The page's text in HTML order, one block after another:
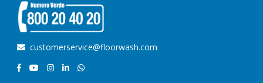
customerservice@floorwash.com